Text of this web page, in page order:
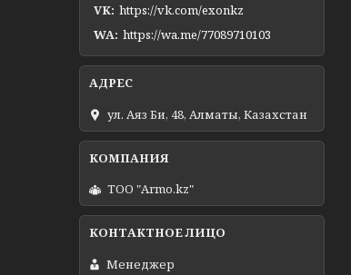
VK https://vk.com/exonkz
WA https://wa.me/77089710103
ул. Аяз Би, 48, Алматы, Казахстан
ТОО "Armo.kz"
Менеджер